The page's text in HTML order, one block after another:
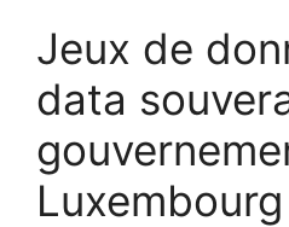
Jeux de
data
Luxembourg